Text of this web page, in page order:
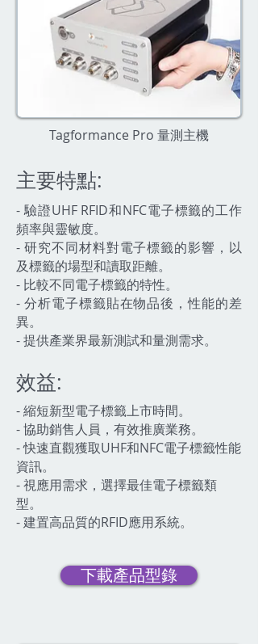
Tagformance Pro 量測主機
主要特點:
- 驗證UHF RFID和NFC電子標籤的工作
頻率與靈敏度。
- 研究不同材料對電子標籤的影響，以
及標籤的場型和讀取距離。
- 比較不同電子標籤的特性。
- 分析電子標籤貼在物品後，性能的差
異。
- 提供產業界最新測試和量測需求。
效益:
- 縮短新型電子標籤上市時間。
- 協助銷售人員，有效推廣業務。
- 快速直觀獲取UHF和NFC電子標籤性能
資訊。
- 視應用需求，選擇最佳電子標籤類
型。
- 建置高品質的RFID應用系統。
下載產品型錄